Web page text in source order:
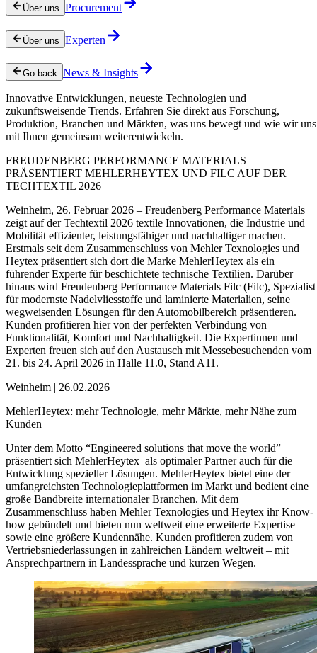
Über uns Procurement
Über uns Experten
Go back News & Insights
Innovative Entwicklungen, neueste Technologien und
zukunftsweisende Trends. Erfahren Sie direkt aus Forschung,
Produktion, Branchen und Märkten, was uns bewegt und wie wir uns
mit Ihnen gemeinsam weiterentwickeln.
FREUDENBERG PERFORMANCE MATERIALS
PRÄSENTIERT MEHLERHEYTEX UND FILC AUF DER
TECHTEXTIL 2026
Weinheim, 26. Februar 2026 – Freudenberg Performance Materials
zeigt auf der Techtextil 2026 textile Innovationen, die Industrie und
Mobilität effizienter, leistungsfähiger und nachhaltiger machen.
Erstmals seit dem Zusammenschluss von Mehler Texnologies und
Heytex präsentiert sich dort die Marke MehlerHeytex als ein
führender Experte für beschichtete technische Textilien. Darüber
hinaus wird Freudenberg Performance Materials Filc (Filc), Spezialist
für modernste Nadelvliesstoffe und laminierte Materialien, seine
wegweisenden Lösungen für den Automobilbereich präsentieren.
Kunden profitieren hier von der perfekten Verbindung von
Funktionalität, Komfort und Nachhaltigkeit. Die Expertinnen und
Experten freuen sich auf den Austausch mit Messebesuchenden vom
21. bis 24. April 2026 in Halle 11.0, Stand A11.
Weinheim | 26.02.2026
MehlerHeytex: mehr Technologie, mehr Märkte, mehr Nähe zum
Kunden
Unter dem Motto “Engineered solutions that move the world”
präsentiert sich MehlerHeytex als optimaler Partner auch für die
Entwicklung spezieller Lösungen. MehlerHeytex bietet eine der
umfangreichsten Technologieplattformen im Markt und bedient eine
große Bandbreite internationaler Branchen. Mit dem
Zusammenschluss haben Mehler Texnologies und Heytex ihr Know-
how gebündelt und bieten nun weltweit eine erweiterte Expertise
sowie eine größere Kundennähe. Kunden profitieren zudem von
Vertriebsniederlassungen in zahlreichen Ländern weltweit – mit
Ansprechpartnern in Landessprache und kurzen Wegen.